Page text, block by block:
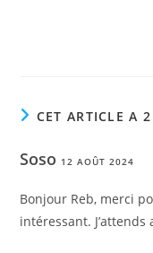
CET ARTICLE A
Soso 12 AOÛT 2024
Bonjour Reb, merci
intéressant.